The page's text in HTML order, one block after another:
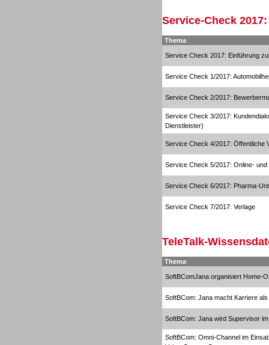
Service-Check
Thema
Service Check 2017: Einführung
Service Check 1/2017:
Service Check 2/2017:
Service Check 3/2017:
Dienstleister)
Service Check 4/2017: Öffentliche
Service Check 5/2017: Online- und
Service Check 6/2017: Pharma-
Service Check 7/2017: Verlage
TeleTalk-
Thema
SoftBComJana organisiert Home-
SoftBCom: Jana macht Karriere
SoftBCom: Jana wird Supervisor
SoftBCom: Omni-Channel im